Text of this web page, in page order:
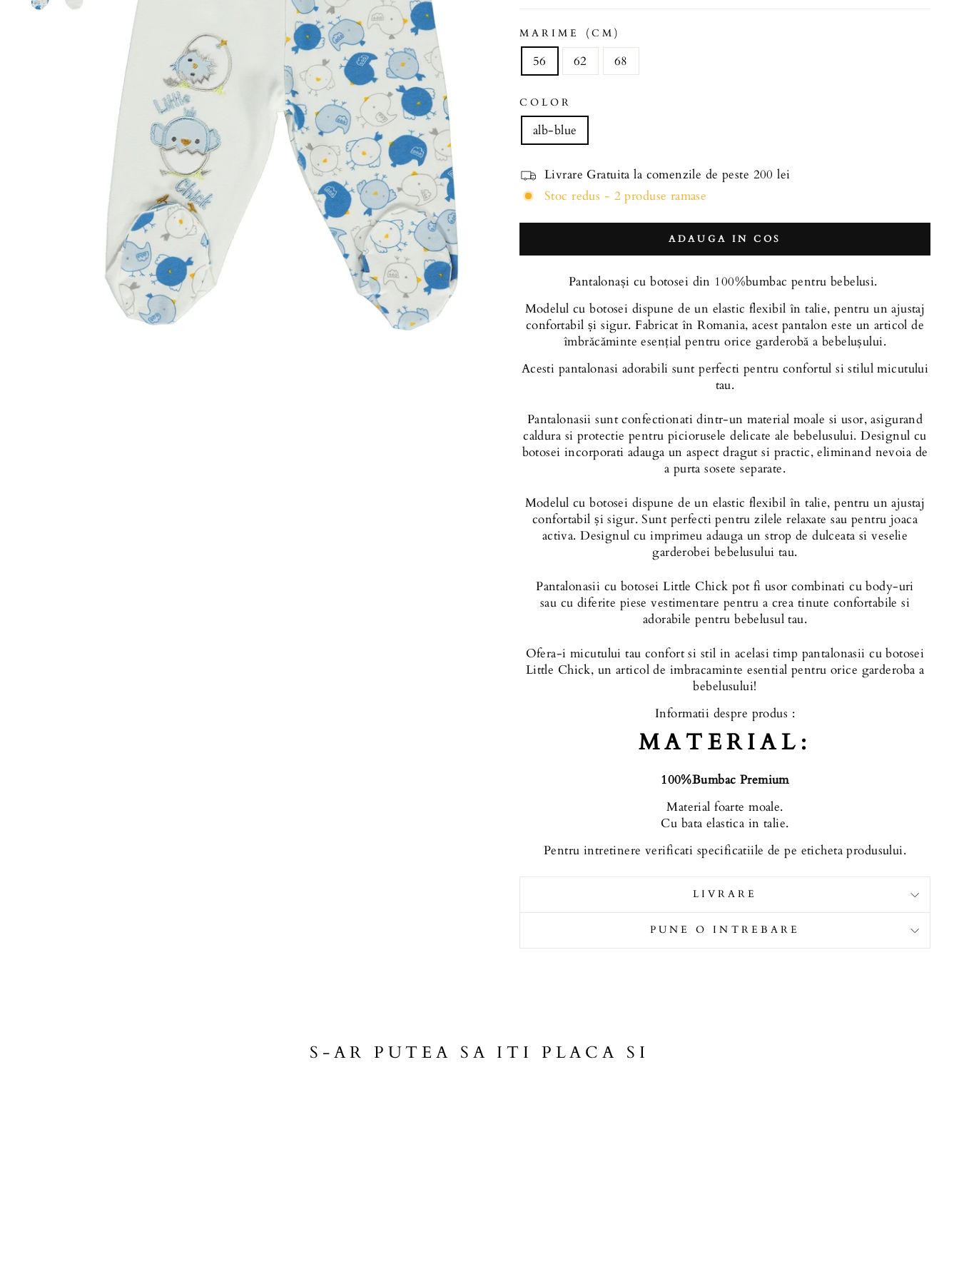
MARIME (CM)
56 62 68
COLOR
alb-blue
Livrare Gratuita la comenzile de peste 200 lei
Stoc redus - 2 produse ramase
ADAUGA IN COS
Pantalonași cu botosei din 100%bumbac pentru bebelusi.
Modelul cu botosei dispune de un elastic flexibil în talie, pentru un ajustaj
confortabil și sigur. Fabricat în Romania, acest pantalon este un articol de
îmbrăcăminte esențial pentru orice garderobă a bebelușului.
Acesti pantalonasi adorabili sunt perfecti pentru confortul si stilul micutului
tau.
Pantalonasii sunt confectionati dintr-un material moale si usor, asigurand
caldura si protectie pentru piciorusele delicate ale bebelusului. Designul cu
botosei incorporati adauga un aspect dragut si practic, eliminand nevoia de
a purta sosete separate.
Modelul cu botosei dispune de un elastic flexibil în talie, pentru un ajustaj
confortabil și sigur.Sunt perfecti pentru zilele relaxate sau pentru joaca
activa.Designul cu imprimeuadauga un strop de dulceata si veselie
garderobei bebelusului tau.
Pantalonasii cu botosei Little Chick pot fi usor combinati cu body-uri
sau cu diferite piese vestimentare pentru a crea tinute confortabile si
adorabile pentru bebelusul tau.
Ofera-i micutului tau confort si stil in acelasi timp pantalonasii cu botosei
Little Chick, un articol de imbracaminte esential pentru orice garderoba a
bebelusului!
Informatii despre produs :
MATERIAL:
100%Bumbac Premium
Material foarte moale.
Cu bata elastica in talie.
Pentru intretinere verificati specificatiile de pe eticheta produsului.
LIVRARE
PUNE O INTREBARE
S-AR PUTEA SA ITI PLACA SI